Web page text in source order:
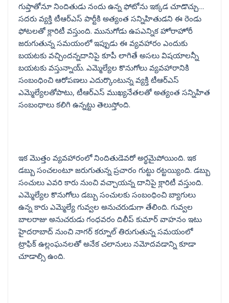
గుప్తాతోనూ నిందితుడు నందు ఉన్న ఫోటోను ఇక్కడ చూడొచ్చు…
సదరు వ్యక్తి టీఆర్ఎస్ పార్టీకి అత్యంత సన్నిహితుడని ఈ రెండు
ఫోటలతో క్లారిటీ వస్తుంది. మునుగోడు ఉపఎన్నిక హోరాహోరీ
జరుగుతున్న సమయంలో ఇప్పుడు ఈ వ్యవహారం ఎందుకు
బయటకు వచ్చిందన్నదానిపై కూపీ లాగితే అసలు విషయాలన్నీ
బయటకు వస్తున్నాయ్. ఎమ్మెల్యేల కొనుగోలు వ్యవహారానికి
సంబంధించి ఆరోపణలు ఎదుర్కొంటున్న వ్యక్తి టీఆర్ఎస్
ఎమ్మెల్యేలతోపాటు, టీఆర్ఎస్ ముఖ్యనేతలతో అత్యంత సన్నిహిత
సంబంధాలు కలిగి ఉన్నట్టు తెలుస్తోంది.
ఇక మొత్తం వ్యవహారంలో నిందితుడెవరో అర్థమైపోయింది. ఇక
డబ్బు సంచలంటూ జరుగుతున్న ప్రచారం గుట్టు రట్టయ్యింది. డబ్బు
సంచులు ఎవరి కారు నుంచి వచ్చాయన్న దానిపై క్లారిటీ వస్తుంది.
ఎమ్మెల్యేల కొనుగోలు డబ్బు సంచులకు సంబంధించి బ్యాగులు
ఉన్న కారు ఎమ్మెల్యే గువ్వల అనుచరుడుగా తేలింది. గువ్వల
బాలరాజు అనుచరుడు గంధవరం దిలీప్ కుమార్ వాహనం ఇటు
హైదరాబాద్ నుంచి నాగర్ కర్నూల్ తిరుగుతున్న సమయంలో
ట్రాఫిక్ ఉల్లంఘనలతో అనేక చలానులు నమోదవడాన్ని కూడా
చూడాల్సి ఉంది.